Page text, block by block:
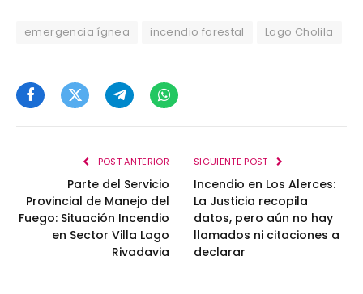
emergencia ígnea incendio forestal Lago Cholila
FacebookTwitterTelegramWhatsApp
POST ANTERIOR
Parte del Servicio
Provincial de Manejo del
Fuego: Situación Incendio
en Sector Villa Lago
Rivadavia
SIGUIENTE POST
Incendio en Los Alerces:
La Justicia recopila
datos, pero aún no hay
llamados ni citaciones a
declarar